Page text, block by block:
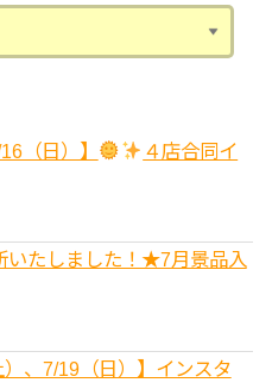
（日）】
４店合同イ
いたしました！★7月景品入
、7/19（日）】インスタ